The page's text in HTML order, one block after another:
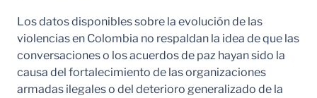
Los datos disponibles sobre la evolución de las
violencias en Colombia no respaldan la idea de que las
conversaciones o los acuerdos de paz hayan sido la
causa del fortalecimiento de las organizaciones
armadas ilegales o del deterioro generalizado de la